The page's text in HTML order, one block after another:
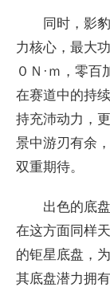
同时，影
力核心，最大
０Ｎ·ｍ，零
在赛道中的持
持充沛动力，
景中游刃有余
双重期待。
出色的底
在这方面同样
的钜星底盘，
其底盘潜力拥